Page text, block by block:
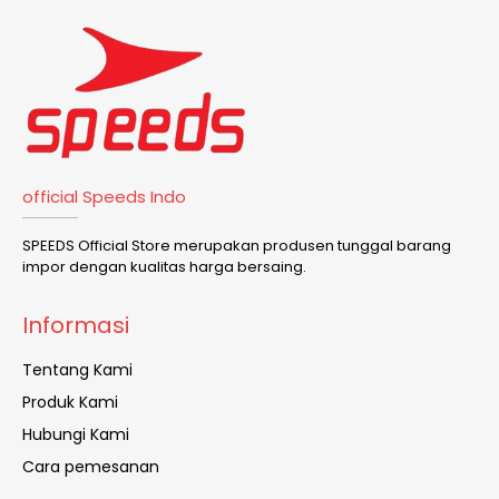
official Speeds Indo
SPEEDS Official Store merupakan produsen tunggal barang
impor dengan kualitas harga bersaing.
Informasi
Tentang Kami
Produk Kami
Hubungi Kami
Cara pemesanan